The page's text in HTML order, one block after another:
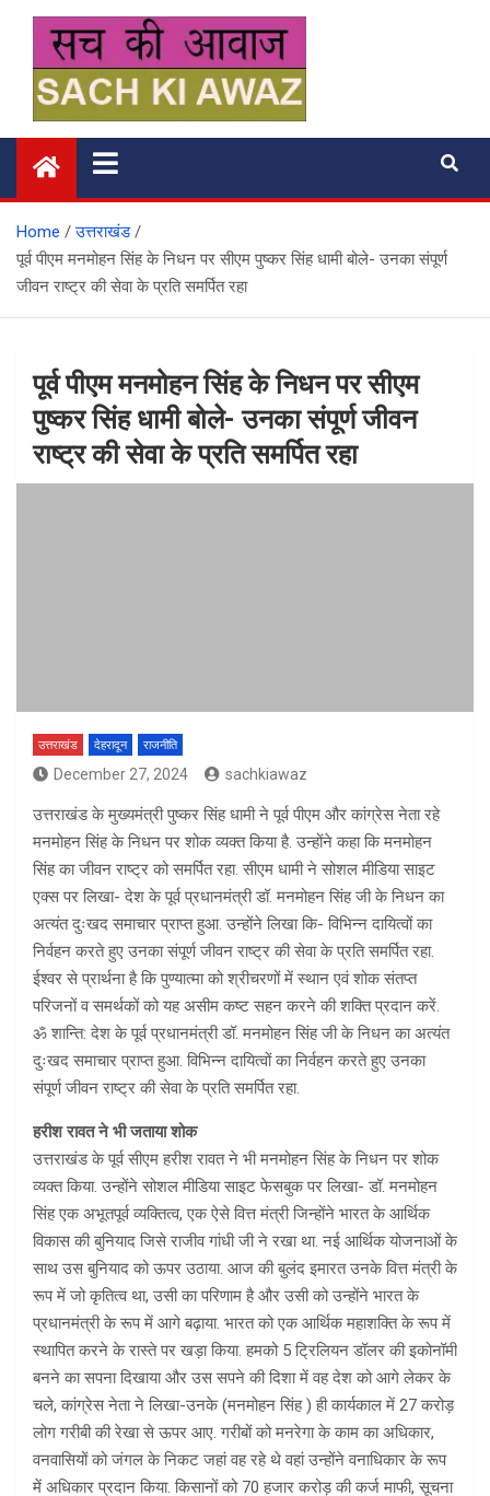
content
सच की आवाज
Home
उत्तराखंड
पूर्व पीएम मनमोहन सिंह के निधन पर सीएम पुष्कर सिंह धामी बोले- उनका संपूर्ण
जीवन राष्ट्र की सेवा के प्रति समर्पित रहा
पूर्व पीएम मनमोहन सिंह के निधन पर सीएम
पुष्कर सिंह धामी बोले- उनका संपूर्ण जीवन
राष्ट्र की सेवा के प्रति समर्पित रहा
उत्तराखंड देहरादून राजनीति
December 27, 2024 sachkiawaz
उत्तराखंड के मुख्यमंत्री पुष्कर सिंह धामी ने पूर्व पीएम और कांग्रेस नेता रहे
मनमोहन सिंह के निधन पर शोक व्यक्त किया है. उन्होंने कहा कि मनमोहन
सिंह का जीवन राष्ट्र को समर्पित रहा. सीएम धामी ने सोशल मीडिया साइट
एक्स पर लिखा- देश के पूर्व प्रधानमंत्री डॉ. मनमोहन सिंह जी के निधन का
अत्यंत दुःखद समाचार प्राप्त हुआ. उन्होंने लिखा कि- विभिन्न दायित्वों का
निर्वहन करते हुए उनका संपूर्ण जीवन राष्ट्र की सेवा के प्रति समर्पित रहा.
ईश्वर से प्रार्थना है कि पुण्यात्मा को श्रीचरणों में स्थान एवं शोक संतप्त
परिजनों व समर्थकों को यह असीम कष्ट सहन करने की शक्ति प्रदान करें.
ॐ शान्ति: देश के पूर्व प्रधानमंत्री डॉ. मनमोहन सिंह जी के निधन का अत्यंत
दुःखद समाचार प्राप्त हुआ. विभिन्न दायित्वों का निर्वहन करते हुए उनका
संपूर्ण जीवन राष्ट्र की सेवा के प्रति समर्पित रहा.
हरीश रावत ने भी जताया शोक
उत्तराखंड के पूर्व सीएम हरीश रावत ने भी मनमोहन सिंह के निधन पर शोक
व्यक्त किया. उन्होंने सोशल मीडिया साइट फेसबुक पर लिखा- डॉ. मनमोहन
सिंह एक अभूतपूर्व व्यक्तित्व, एक ऐसे वित्त मंत्री जिन्होंने भारत के आर्थिक
विकास की बुनियाद जिसे राजीव गांधी जी ने रखा था. नई आर्थिक योजनाओं के
साथ उस बुनियाद को ऊपर उठाया. आज की बुलंद इमारत उनके वित्त मंत्री के
रूप में जो कृतित्व था, उसी का परिणाम है और उसी को उन्होंने भारत के
प्रधानमंत्री के रूप में आगे बढ़ाया. भारत को एक आर्थिक महाशक्ति के रूप में
स्थापित करने के रास्ते पर खड़ा किया. हमको 5 ट्रिलियन डॉलर की इकोनॉमी
बनने का सपना दिखाया और उस सपने की दिशा में वह देश को आगे लेकर के
चले, कांग्रेस नेता ने लिखा-उनके (मनमोहन सिंह ) ही कार्यकाल में 27 करोड़
लोग गरीबी की रेखा से ऊपर आए. गरीबों को मनरेगा के काम का अधिकार,
वनवासियों को जंगल के निकट जहां वह रहे थे वहां उन्होंने वनाधिकार के रूप
में अधिकार प्रदान किया. किसानों को 70 हजार करोड़ की कर्ज माफी, सूचना